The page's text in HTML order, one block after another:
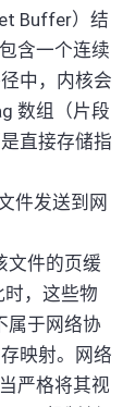
Buffer）结
含一个连续
中，内核会
数组（片段
直接存储指
件发送到网
文件的页缓
，这些物
属于网络协
映射。网络
严格将其视